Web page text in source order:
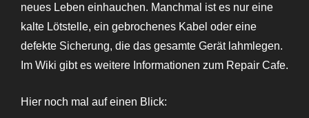
neues Leben einhauchen. Manchmal ist es nur eine
kalte Lötstelle, ein gebrochenes Kabel oder eine
defekte Sicherung, die das gesamte Gerät lahmlegen.
Im Wiki gibt es weitere Informationen zum Repair Cafe.
Hier noch mal auf einen Blick: